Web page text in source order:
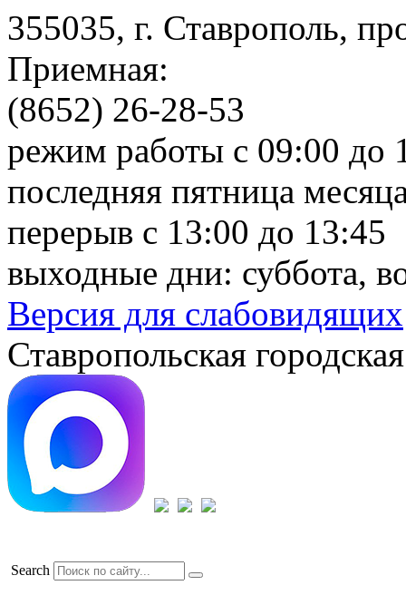
355035, г. Ставрополь,
Приемная:
(8652) 26-28-53
режим работы с 09:00 до
последняя пятница
перерыв с 13:00 до 13:45
выходные дни: суббота,
Версия для слабовидящих
Ставропольская
Search